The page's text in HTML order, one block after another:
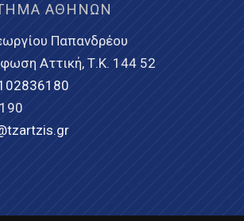
ΑΘΗΝΏΝ
Παπανδρέου
Αττική, Τ.Κ. 144 52